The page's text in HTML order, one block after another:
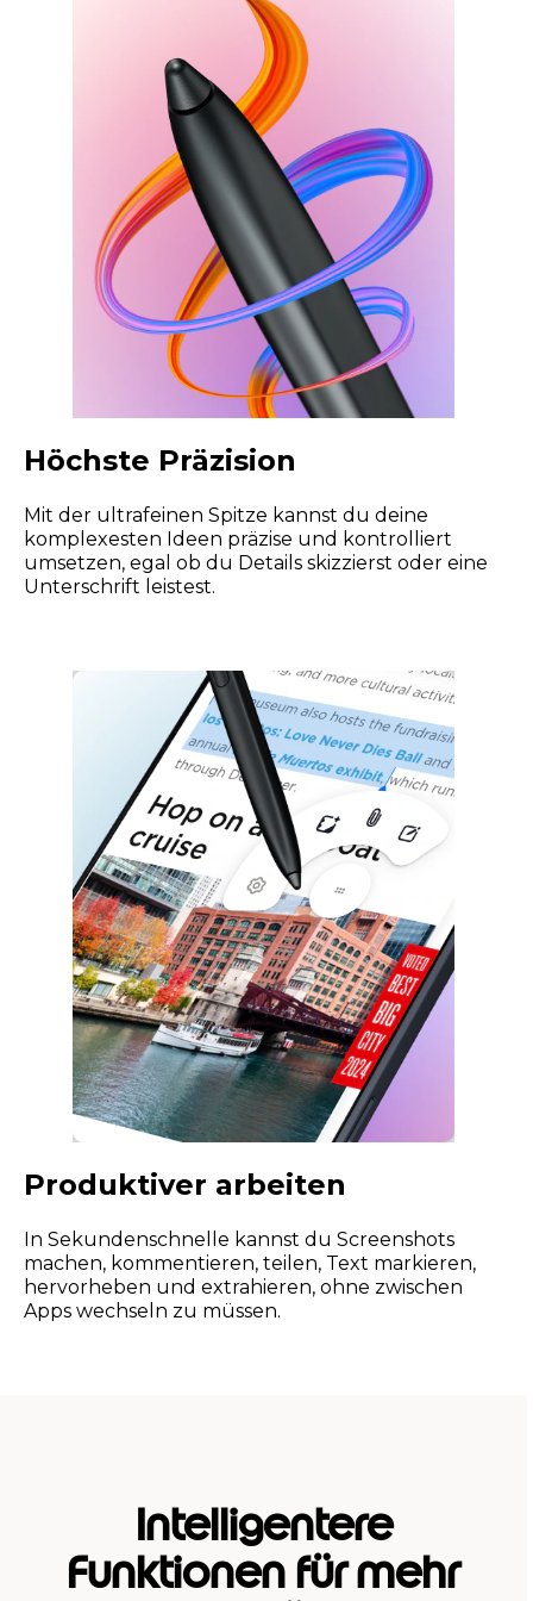
Höchste Präzision
Mit der ultrafeinen Spitze kannst du deine
komplexesten Ideen präzise und kontrolliert
umsetzen, egal ob du Details skizzierst oder eine
Unterschrift leistest.
Produktiver arbeiten
In Sekundenschnelle kannst du Screenshots
machen, kommentieren, teilen, Text markieren,
hervorheben und extrahieren, ohne zwischen
Apps wechseln zu müssen.
Intelligentere
Funktionen für mehr